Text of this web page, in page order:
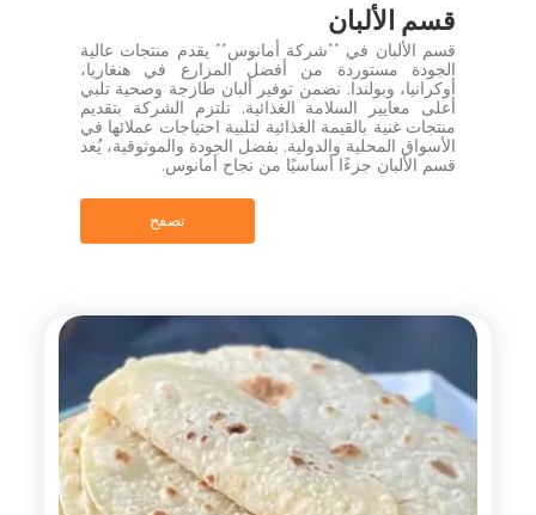
قسم الألبان
قسم الألبان في **شركة أمانوس** يقدم منتجات عالية
الجودة مستوردة من أفضل المزارع في هنغاريا،
أوكرانيا، وبولندا. نضمن توفير ألبان طازجة وصحية تلبي
أعلى معايير السلامة الغذائية. تلتزم الشركة بتقديم
منتجات غنية بالقيمة الغذائية لتلبية احتياجات عملائها في
الأسواق المحلية والدولية. بفضل الجودة والموثوقية، يُعد
قسم الألبان جزءًا أساسيًا من نجاح أمانوس.
تصفح